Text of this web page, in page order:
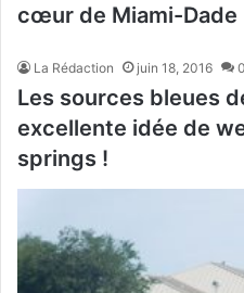
cœur de Miami-Dade
La Rédaction juin 18, 2016 0
Les sources bleues
excellente idée de
springs !